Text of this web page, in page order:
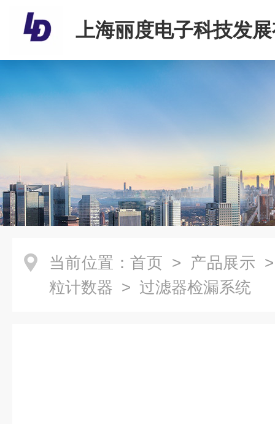
上海丽度电子科技发
司
当前位置： 首页 > 产品展示
粒计数器 > 过滤器检漏系统